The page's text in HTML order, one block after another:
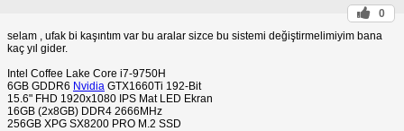
0
selam , ufak bi kaşıntım var bu aralar sizce bu sistemi değiştirmelimiyim bana
kaç yıl gider.
Intel Coffee Lake Core i7-9750H
6GB GDDR6 Nvidia GTX1660Ti 192-Bit
15.6" FHD 1920x1080 IPS Mat LED Ekran
16GB (2x8GB) DDR4 2666MHz
256GB XPG SX8200 PRO M.2 SSD